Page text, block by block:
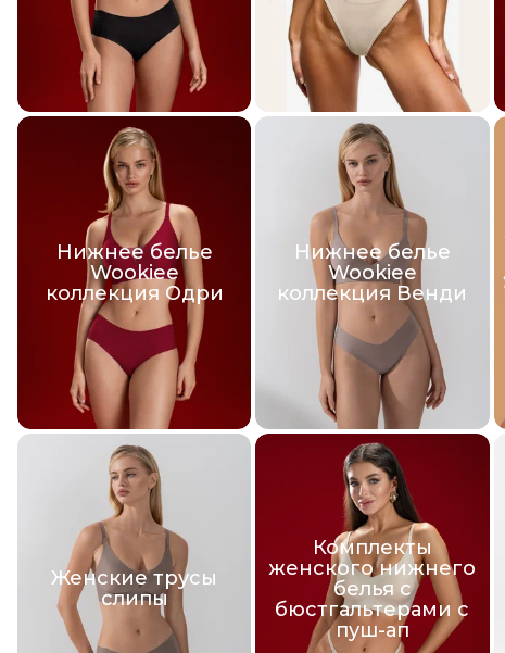
Нижнее белье
Wookiee
коллекция Одри
Нижнее белье
Wookiee
коллекция Венди
Женские трусы
слипы
Комплекты
женского нижнего
белья с
бюстгальтерами с
пуш-ап